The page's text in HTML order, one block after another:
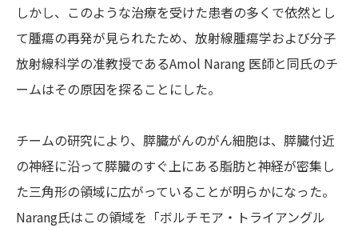
しかし、このような治療を受けた患者の多くで依然とし
て腫瘍の再発が見られたため、放射線腫瘍学および分子
放射線科学の准教授であるAmol Narang 医師と同氏のチ
ームはその原因を探ることにした。
チームの研究により、膵臓がんのがん細胞は、膵臓付近
の神経に沿って膵臓のすぐ上にある脂肪と神経が密集し
た三角形の領域に広がっていることが明らかになった。
Narang氏はこの領域を「ボルチモア・トライアングル